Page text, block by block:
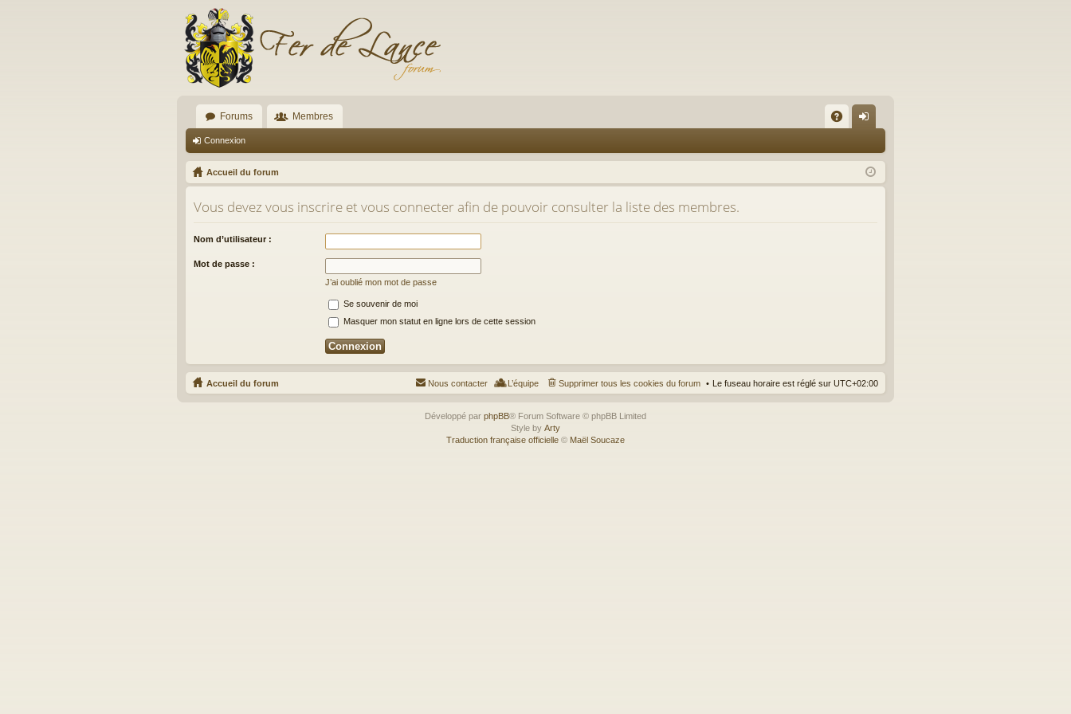
Forums Membres
Q ne
xi
Connexion
Accueil du forum
Vous devez vous inscrire et vous connecter afin de pouvoir consulter la liste des membres.
Nom d’utilisateur :
Mot de passe :
J’ai oublié mon mot de passe
Se souvenir de moi
Masquer mon statut en ligne lors de cette session
Accueil du forum Le fuseau horaire est réglé sur UTC+02:00
Supprimer tous les cookies du forum
L’équipe
Nous contacter
Développé par phpBB® Forum Software © phpBB Limited
Style by Arty
Traduction française officielle © Maël Soucaze